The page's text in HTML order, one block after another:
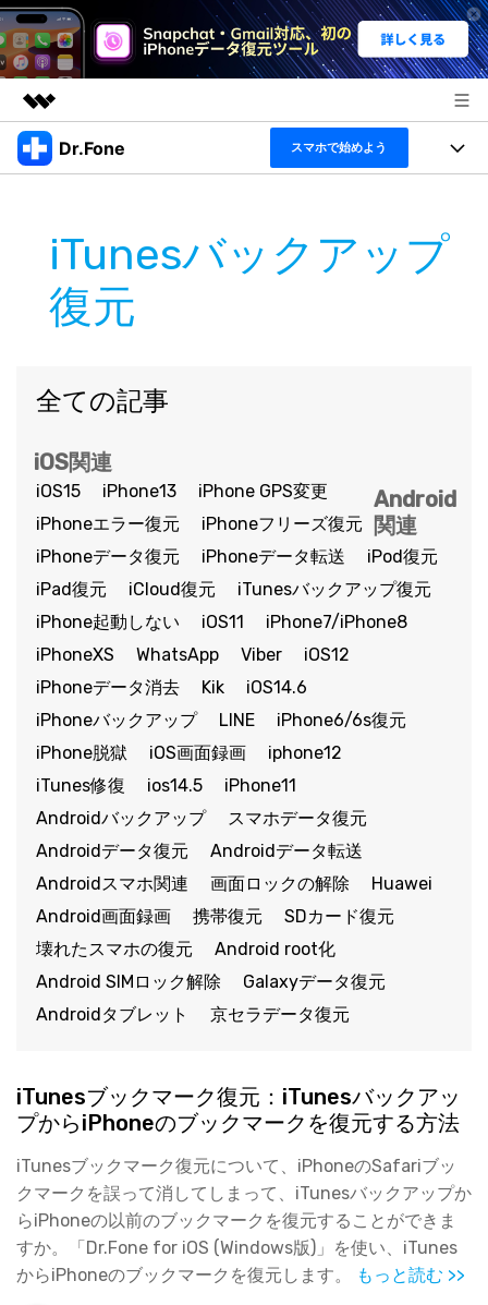
製品
プラン＆価格
Dr.Fone スマホで始めよう
機能
Dr.Fone Basic
デスクトップ製品
オンラインツール
新製品
製品活用＆サポート
製品活用
ヘルプセンター
データ転送
データ管理
スマホ保護
検索
iTunesバックアップ
復元
全ての記事
iOS関連
iOS15 iPhone13
iPhone GPS変更
iPhoneエラー復元
iPhoneフリーズ復元
iPhoneデータ復元
iPhoneデータ転送
iPod復元
iPad復元
iCloud復元
iTunesバックアップ復元
iPhone起動しない
iOS11
iPhone7/iPhone8
iPhoneXS
WhatsApp Viber
iOS12
iPhoneデータ消去
Kik
iOS14.6
iPhoneバックアップ
LINE
iPhone6/6s復元
iPhone脱獄
iOS画面録画
iphone12
iTunes修復
ios14.5 iPhone11
Android
関連
Androidバックアップ
スマホデータ復元
Androidデータ復元
Androidデータ転送
Androidスマホ関連
画面ロックの解除
Huawei
Android画面録画
携帯復元
SDカード復元
壊れたスマホの復元
Android root化
Android SIMロック解除
Galaxyデータ復元
Androidタブレット
京セラデータ復元
iTunesブックマーク復元：iTunesバックアッ
プからiPhoneのブックマークを復元する方法
iTunesブックマーク復元について、iPhoneのSafariブッ
クマークを誤って消してしまって、iTunesバックアップか
らiPhoneの以前のブックマークを復元することができま
すか。「Dr.Fone for iOS (Windows版)」を使い、iTunes
からiPhoneのブックマークを復元します。
もっと読む >>